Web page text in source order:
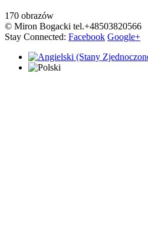
170 obrazów
© Miron Bogacki tel.+48503820566
Stay Connected: Facebook Google+